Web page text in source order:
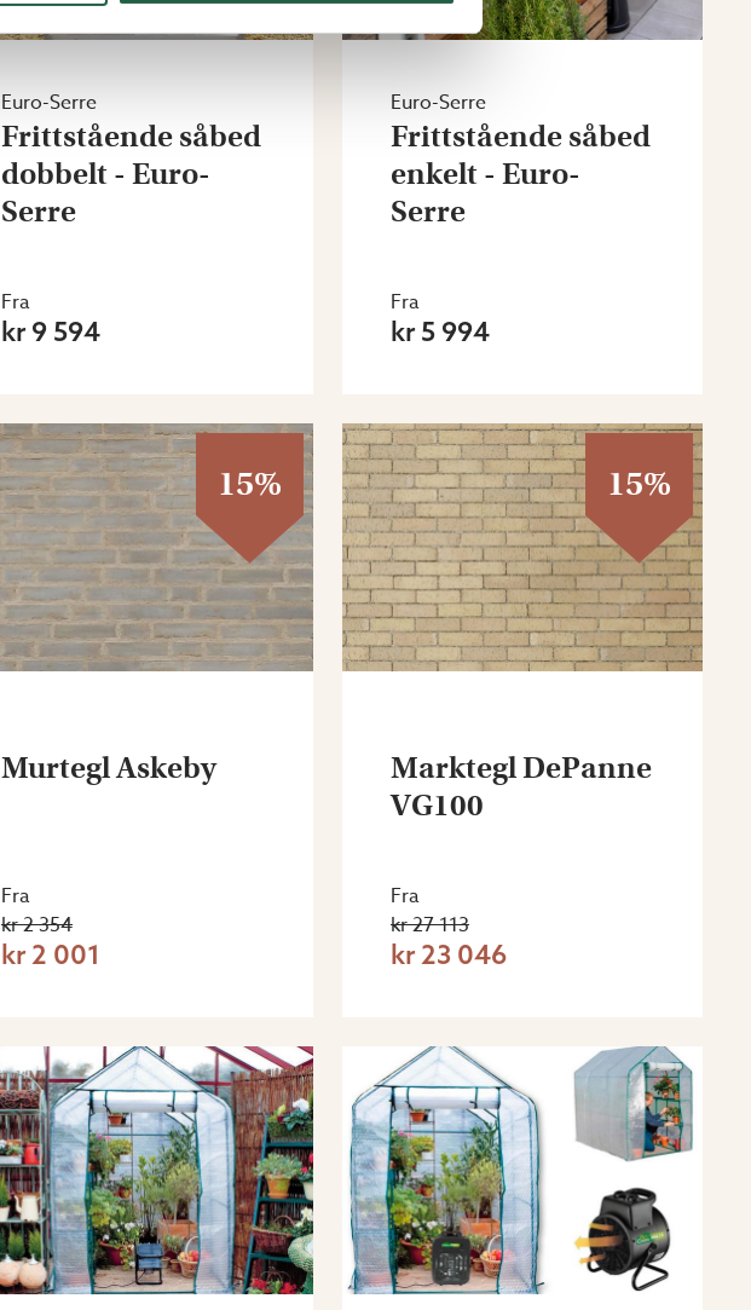
Euro-Serre
Frittstående såbed
dobbelt - Euro-
Serre
Fra
kr 9 594
Euro-Serre
Frittstående såbed
enkelt - Euro-
Serre
Fra
kr 5 994
15%
Murtegl Askeby
Fra
kr 2 354
kr 2 001
15%
Marktegl DePanne
VG100
Fra
kr 27 113
kr 23 046